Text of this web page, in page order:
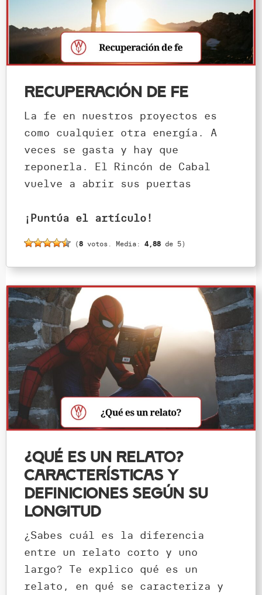
Recuperación de fe
La fe en nuestros proyectos es
como cualquier otra energía. A
veces se gasta y hay que
reponerla. El Rincón de Cabal
vuelve a abrir sus puertas
¡Puntúa el artículo!
(8 votos. Media: 4,88 de 5)
¿Qué es un relato?
Características y
definiciones según su
longitud
¿Sabes cuál es la diferencia
entre un relato corto y uno
largo? Te explico qué es un
relato, en qué se caracteriza y